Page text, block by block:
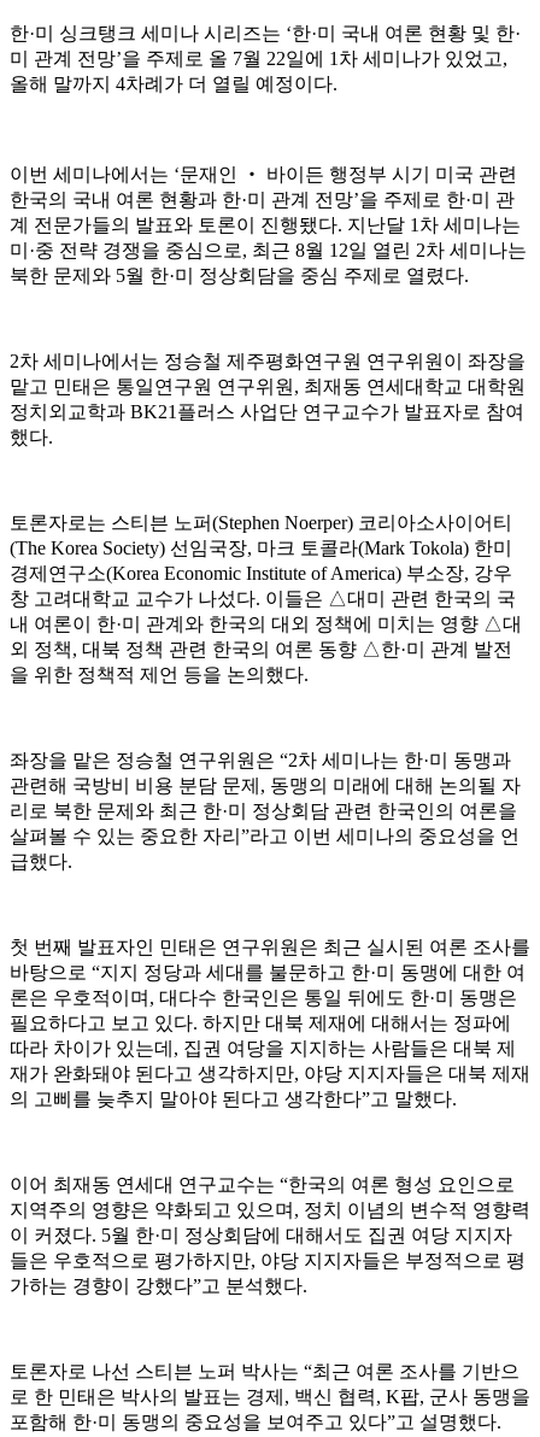
한·미 싱크탱크 세미나 시리즈는 ‘한·미 국내 여론 현황 및 한·
미 관계 전망’을 주제로 올 7월 22일에 1 차 세미나가 있었고,
올해 말까지 4차례가 더 열릴 예정이다.
이번 세미나에서는 ‘문재인 ‧ 바이든 행정부 시기 미국 관련
한국의 국내 여론 현황과 한·미 관계 전망’을 주제로 한·미 관
계 전문가들의 발표와 토론이 진행됐다. 지난달 1 차 세미나는
미 ·중 전략 경쟁을 중심으로, 최근 8월 12일 열린 2차 세미나는
북한 문제와 5월 한·미 정상회담을 중심 주제로 열렸다.
2차 세미나에서는 정승철 제주평화연구원 연구위원이 좌장을
맡고 민태은 통일연구원 연구위원 , 최재동 연세대학교 대학원
정치외교학과 BK21 플러스 사업단 연구교수가 발표자로 참여
했다.
토론자로는 스티븐 노퍼(Stephen Noerper) 코리아소사이어티
(The Korea Society) 선임국장, 마크 토콜라(Mark Tokola) 한미
경제연구소(Korea Economic Institute of America) 부소장, 강우
창 고려대학교 교수가 나섰다. 이들은 △대미 관련 한국의 국
내 여론이 한·미 관계와 한국의 대외 정책에 미치는 영향 △대
외 정책, 대북 정책 관련 한국의 여론 동향 △한·미 관계 발전
을 위한 정책적 제언 등을 논의했다.
좌장을 맡은 정승철 연구위원은 “2차 세미나는 한·미 동맹과
관련해 국방비 비용 분담 문제 , 동맹의 미래에 대해 논의될 자
리로 북한 문제와 최근 한·미 정상회담 관련 한국인의 여론을
살펴볼 수 있는 중요한 자리 ”라고 이번 세미나의 중요성을 언
급했다.
첫 번째 발표자인 민태은 연구위원은 최근 실시된 여론 조사를
바탕으로 “지지 정당과 세대를 불문하고 한·미 동맹에 대한 여
론은 우호적이며 , 대다수 한국인은 통일 뒤에도 한·미 동맹은
필요하다고 보고 있다. 하지만 대북 제재에 대해서는 정파에
따라 차이가 있는데 , 집권 여당을 지지하는 사람들은 대북 제
재가 완화돼야 된다고 생각하지만, 야당 지지자들은 대북 제재
의 고삐를 늦추지 말아야 된다고 생각한다”고 말했다.
이어 최재동 연세대 연구교수는 “한국의 여론 형성 요인으로
지역주의 영향은 약화되고 있으며 , 정치 이념의 변수적 영향력
이 커졌다. 5월 한·미 정상회담에 대해서도 집권 여당 지지자
들은 우호적으로 평가하지만, 야당 지지자들은 부정적으로 평
가하는 경향이 강했다”고 분석했다.
토론자로 나선 스티븐 노퍼 박사는 “최근 여론 조사를 기반으
로 한 민태은 박사의 발표는 경제 , 백신 협력, K팝, 군사 동맹을
포함해 한·미 동맹의 중요성을 보여주고 있다”고 설명했다.